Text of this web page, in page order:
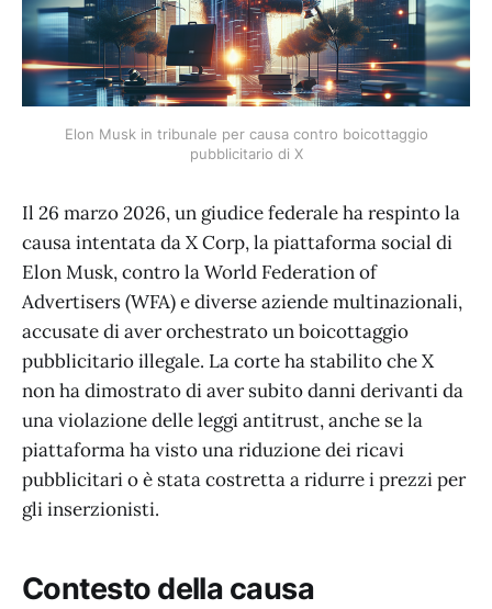
Elon Musk in tribunale per causa contro boicottaggio
pubblicitario di X
Il 26 marzo 2026, un giudice federale ha respinto la
causa intentata da X Corp, la piattaforma social di
Elon Musk, contro la World Federation of
Advertisers (WFA) e diverse aziende multinazionali,
accusate di aver orchestrato un boicottaggio
pubblicitario illegale. La corte ha stabilito che X
non ha dimostrato di aver subito danni derivanti da
una violazione delle leggi antitrust, anche se la
piattaforma ha visto una riduzione dei ricavi
pubblicitari o è stata costretta a ridurre i prezzi per
gli inserzionisti.
Contesto della causa